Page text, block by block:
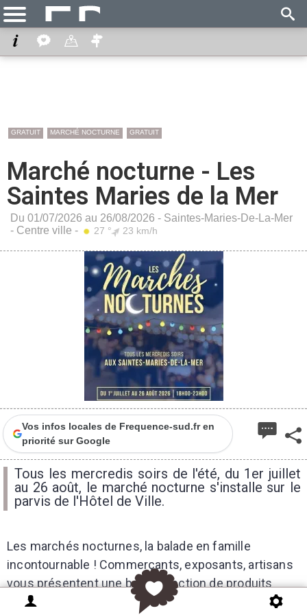
GRATUIT MARCHÉ NOCTURNE GRATUIT
Marché nocturne - Les
Saintes Maries de la Mer
Du 01/07/2026 au 26/08/2026 - Saintes-Maries-De-La-Mer
- Centre ville - 27 ° 23 km/h
Vos infos locales de Frequence-sud.fr en
priorité sur Google
Tous les mercredis soirs de l'été, du 1er juillet
au 26 août, le marché nocturne s'installe sur le
parvis de l'Hôtel de Ville.
Les marchés nocturnes, la balade en famille
incontournable ! Commerçants, exposants, artisans
vous présentent une belle sélection de produits
locaux ou/et originaux dans une ambiance festive